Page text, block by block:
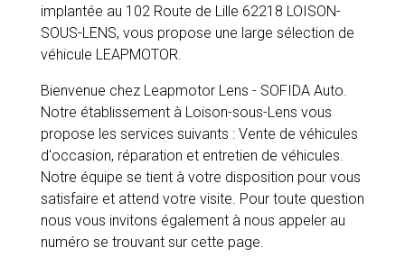
implantée au 102 Route de Lille 62218 LOISON-
SOUS-LENS, vous propose une large sélection de
véhicule LEAPMOTOR.
Bienvenue chez Leapmotor Lens - SOFIDA Auto.
Notre établissement à Loison-sous-Lens vous
propose les services suivants : Vente de véhicules
d'occasion, réparation et entretien de véhicules.
Notre équipe se tient à votre disposition pour vous
satisfaire et attend votre visite. Pour toute question
nous vous invitons également à nous appeler au
numéro se trouvant sur cette page.